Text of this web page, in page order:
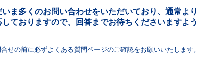
いま多くのお問い合わせをいただいており、通常よ
しておりますので、回答までお待ちくださいますよ
せの前に必ずよくある質問ページのご確認をお願いいたします。